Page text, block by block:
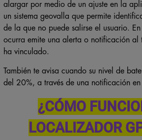
alargar por medio de un ajuste en la
un sistema geovalla que permite
de la que no puede salirse el usuario.
ocurra emite una alerta o notificación al
ha vinculado.
También te avisa cuando su nivel de
del 20%, a través de una notificación
¿CÓMO
LOCALIZADOR